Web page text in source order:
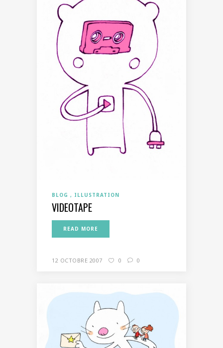
BLOG ILLUSTRATION
VIDEOTAPE
READ MORE
12 OCTOBRE 2007 0 0